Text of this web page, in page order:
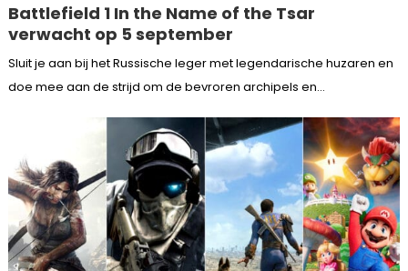
Battlefield 1 In the Name of the Tsar
verwacht op 5 september
Sluit je aan bij het Russische leger met legendarische huzaren en
doe mee aan de strijd om de bevroren archipels en...